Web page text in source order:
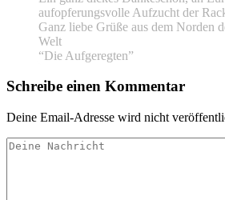
aufopferungsvolle Aufzucht der
Ganz liebe Grüße aus dem Norden
Welt
“Die Aufgeregten”
Schreibe einen Kommentar
Deine Email-Adresse wird nicht